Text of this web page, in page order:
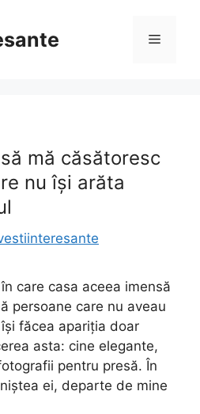
Menu
mă căsătoresc
nu își arăta
care casa aceea imensă
persoane care nu aveau
făcea apariția doar
asta: cine elegante,
pentru presă. În
ei, departe de mine